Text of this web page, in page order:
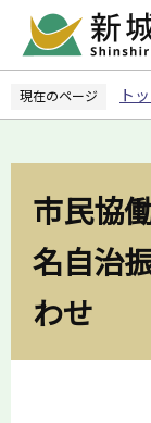
ペ
の
現在のページ ト
市民協
名自治
わせ